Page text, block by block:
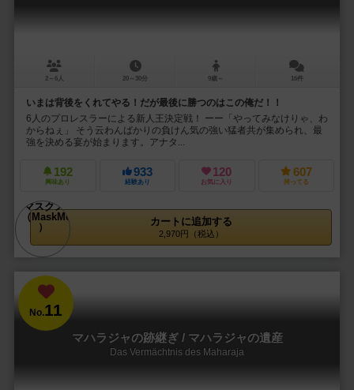
2～6人 20～30分 9歳～ 16件
いまは背後をくれてやる！だが最後に勝つのはこの俺だ！！
6人のプロレスラーによる新人王決定戦！ ーー「やってみなけりゃ、わ
からねぇ」 そう云わんばかりの負けん気の強い猛者共が集められ、最
強を決める宴が始まります。アナタ...
192
興味あり
933
経験あり
120
お気に入り
607
持ってる
カートに追加する
2,970円（税込）
No.11
マハラジャの跡継ぎ / マハラジャの遺産
Das Vermächtnis des Maharaja